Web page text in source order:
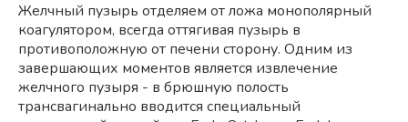
Желчный пузырь отделяем от ложа монополярный
коагулятором, всегда оттягивая пузырь в
противоположную от печени сторону. Одним из
завершающих моментов является извлечение
желчного пузыря - в брюшную полость
трансвагинально вводится специальный